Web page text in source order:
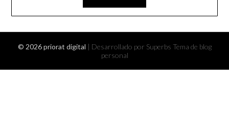
© 2026 priorat digital | Desarrollado por Superbs Tema de blog
personal